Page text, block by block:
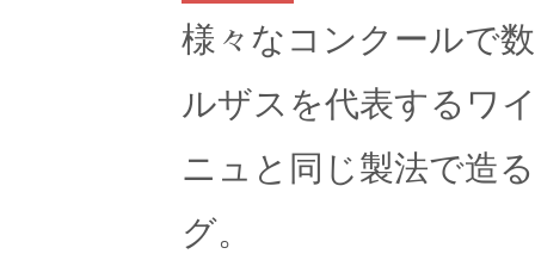
様々なコンクールで
ルザスを代表するワ
ニュと同じ製法で造
グ。